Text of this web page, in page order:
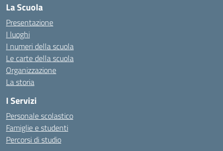
La Scuola
Presentazione
I luoghi
I numeri della scuola
Le carte della scuola
Organizzazione
La storia
I Servizi
Personale scolastico
Famiglie e studenti
Percorsi di studio